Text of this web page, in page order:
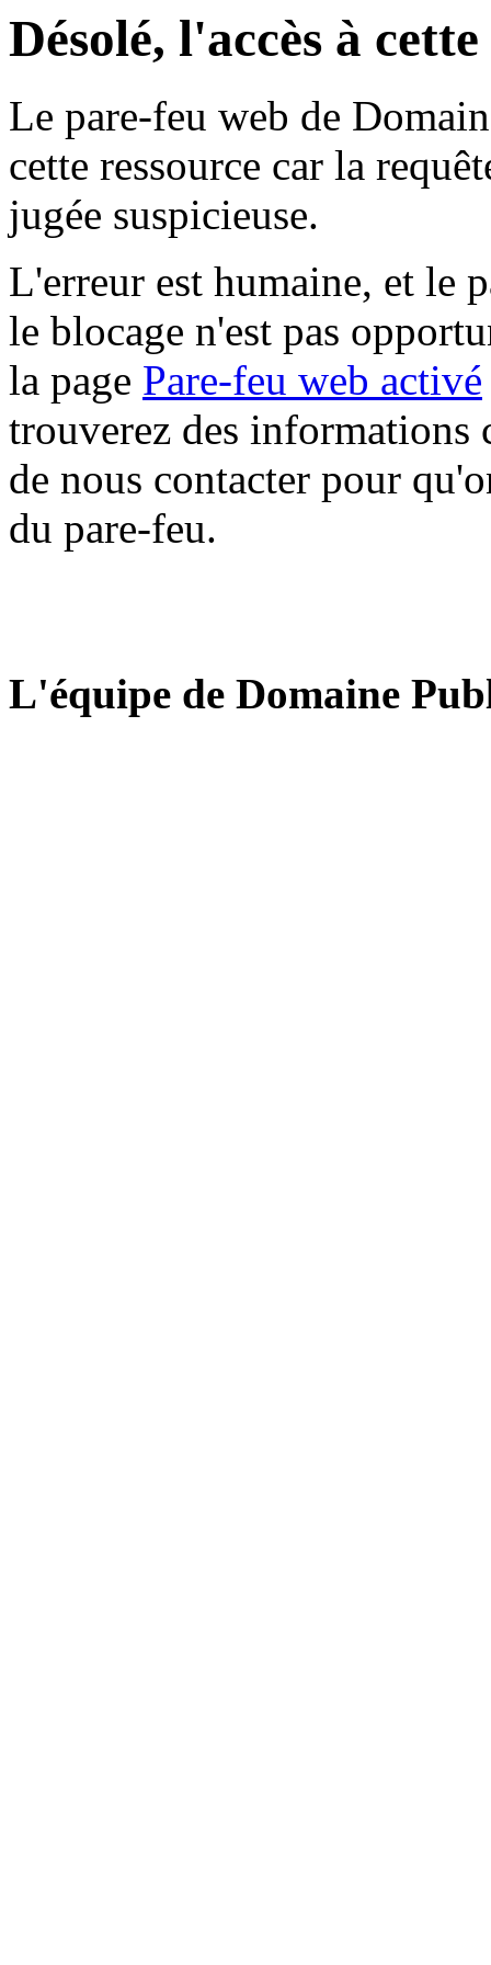
Désolé, l'accès à
Le pare-feu web de
cette ressource car la
jugée suspicieuse.
L'erreur est humaine, et le
le blocage n'est pas
la page Pare-feu web activé
trouverez des informations
de nous contacter pour
du pare-feu.
L'équipe de Domaine